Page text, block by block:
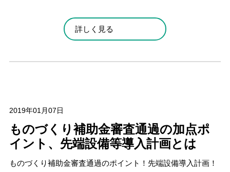
詳しく見る
2019年01月07日
ものづくり補助金審査通過の加点ポ
イント、先端設備等導入計画とは
ものづくり補助金審査通過のポイント！先端設備導入計画！